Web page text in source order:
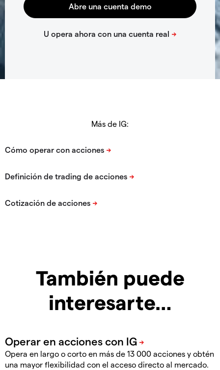
Más de IG:
También puede
interesarte…
Opera en largo o corto en más de 13 000 acciones y obtén
una mayor flexibilidad con el acceso directo al mercado.